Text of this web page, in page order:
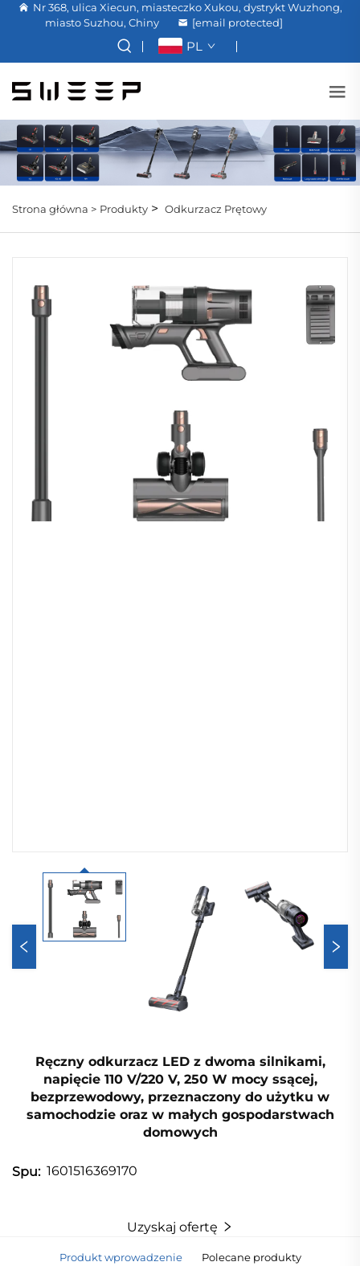
Nr 368, ulica Xiecun, miasteczko Xukou, dystrykt Wuzhong,
miasto Suzhou, Chiny
[email protected]
PL
Strona główna > Produkty > Odkurzacz Prętowy
Ręczny odkurzacz LED z dwoma silnikami,
napięcie 110 V/220 V, 250 W mocy ssącej,
bezprzewodowy, przeznaczony do użytku w
samochodzie oraz w małych gospodarstwach
domowych
Spu: 1601516369170
Uzyskaj ofertę
Produkt wprowadzenie Polecane produkty